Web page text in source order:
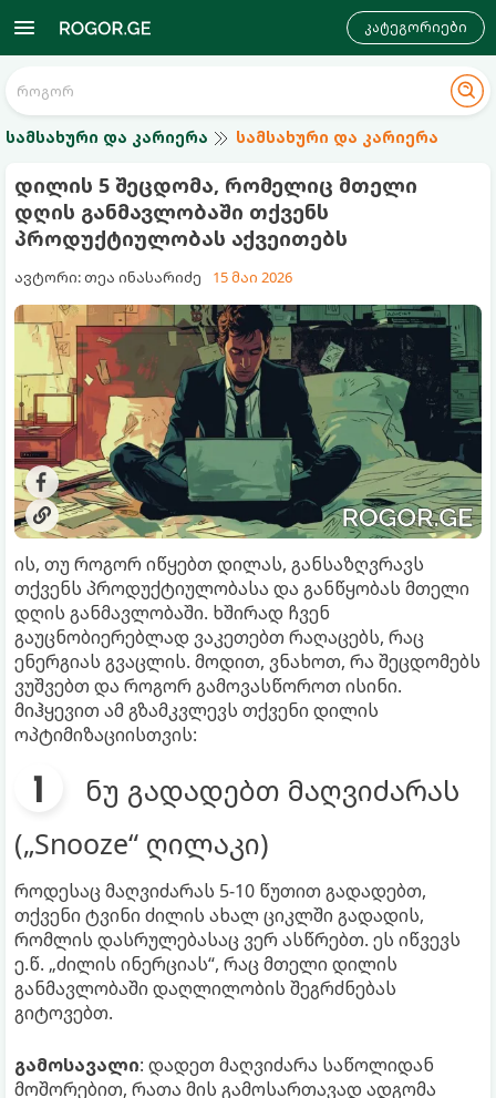
კატეგორიები
სამსახური და კარიერა სამსახური და კარიერა
დილის 5 შეცდომა, რომელიც მთელი
დღის განმავლობაში თქვენს
პროდუქტიულობას აქვეითებს
ავტორი: თეა ინასარიძე 15 მაი 2026
ის, თუ როგორ იწყებთ დილას, განსაზღვრავს
თქვენს პროდუქტიულობასა და განწყობას მთელი
დღის განმავლობაში. ხშირად ჩვენ
გაუცნობიერებლად ვაკეთებთ რაღაცებს, რაც
ენერგიას გვაცლის. მოდით, ვნახოთ, რა შეცდომებს
ვუშვებთ და როგორ გამოვასწოროთ ისინი.
მიჰყევით ამ გზამკვლევს თქვენი დილის
ოპტიმიზაციისთვის:
ნუ გადადებთ მაღვიძარას
(„Snooze“ ღილაკი)
როდესაც მაღვიძარას 5-10 წუთით გადადებთ,
თქვენი ტვინი ძილის ახალ ციკლში გადადის,
რომლის დასრულებასაც ვერ ასწრებთ. ეს იწვევს
ე.წ. „ძილის ინერციას“, რაც მთელი დილის
განმავლობაში დაღლილობის შეგრძნებას
გიტოვებთ.
გამოსავალი: დადეთ მაღვიძარა საწოლიდან
მოშორებით, რათა მის გამოსართავად ადგომა